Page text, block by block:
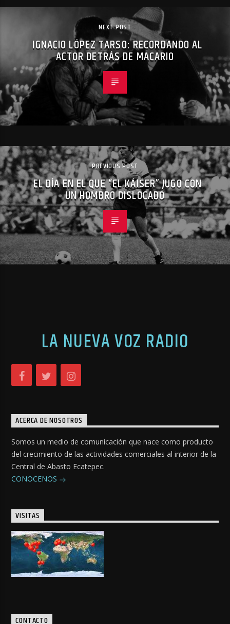
NEXT POST
IGNACIO LÓPEZ TARSO: RECORDANDO AL
ACTOR DETRÁS DE MACARIO
PREVIOUS POST
EL DÍA EN EL QUE “EL KÁISER” JUGO CON
UN HOMBRO DISLOCADO
LA NUEVA VOZ RADIO
ACERCA DE NOSOTROS
Somos un medio de comunicación que nace como producto
del crecimiento de las actividades comerciales al interior de la
Central de Abasto Ecatepec.
CONOCENOS
VISITAS
CONTACTO